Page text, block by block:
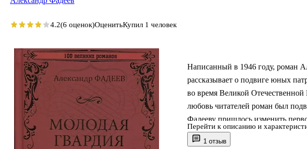
1 отзыв
Написанный в 1946 году, роман
рассказывает о подвиге юных
во время Великой
любовь читателей роман был
Фадееву пришлось изменить
предлагаем читателям первую
Перейти к описанию и
4.2(6 оценок)ОценитьКупил 1 человек